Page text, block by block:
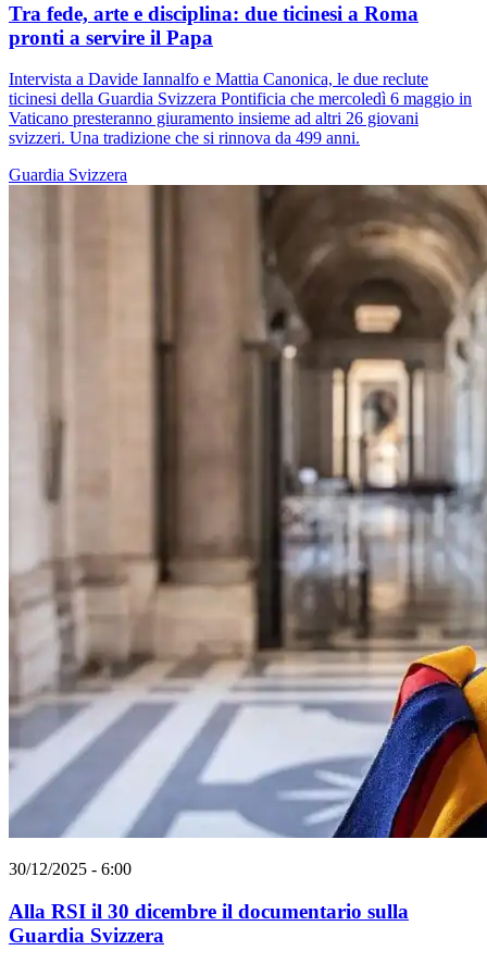
Tra fede, arte e disciplina: due ticinesi a Roma
pronti a servire il Papa
Intervista a Davide Iannalfo e Mattia Canonica, le due reclute
ticinesi della Guardia Svizzera Pontificia che mercoledì 6 maggio in
Vaticano presteranno giuramento insieme ad altri 26 giovani
svizzeri. Una tradizione che si rinnova da 499 anni.
Guardia Svizzera
30/12/2025 - 6:00
Alla RSI il 30 dicembre il documentario sulla
Guardia Svizzera